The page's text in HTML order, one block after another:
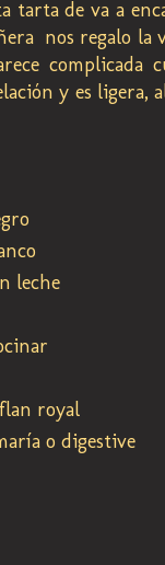
tarta de va a
nos regalo la
y es ligera,
leche
royal
o digestive